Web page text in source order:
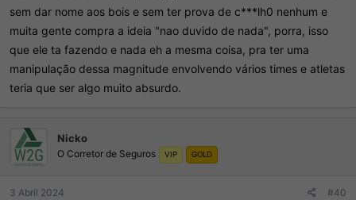
sem dar nome aos bois e sem ter prova de c***lh0 nenhum e
muita gente compra a ideia "nao duvido de nada", porra, isso
que ele ta fazendo e nada eh a mesma coisa, pra ter uma
manipulação dessa magnitude envolvendo vários times e atletas
teria que ser algo muito absurdo.
Nicko
O Corretor de Seguros VIP GOLD
3 Abril 2024 #40